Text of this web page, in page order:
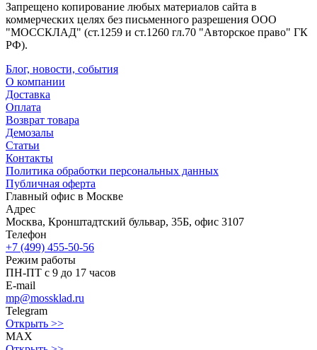
Запрещено копирование любых материалов сайта в
коммерческих целях без письменного разрешения ООО
"МОССКЛАД" (ст.1259 и ст.1260 гл.70 "Авторское право" ГК
РФ).
Блог, новости, события
О компании
Доставка
Оплата
Возврат товара
Демозалы
Статьи
Контакты
Политика обработки персональных данных
Публичная оферта
Главный офис в Москве
Адрес
Москва, Кронштадтский бульвар, 35Б, офис 3107
Телефон
+7 (499) 455-50-56
Режим работы
ПН-ПТ с 9 до 17 часов
E-mail
mp@mossklad.ru
Telegram
Открыть >>
MAX